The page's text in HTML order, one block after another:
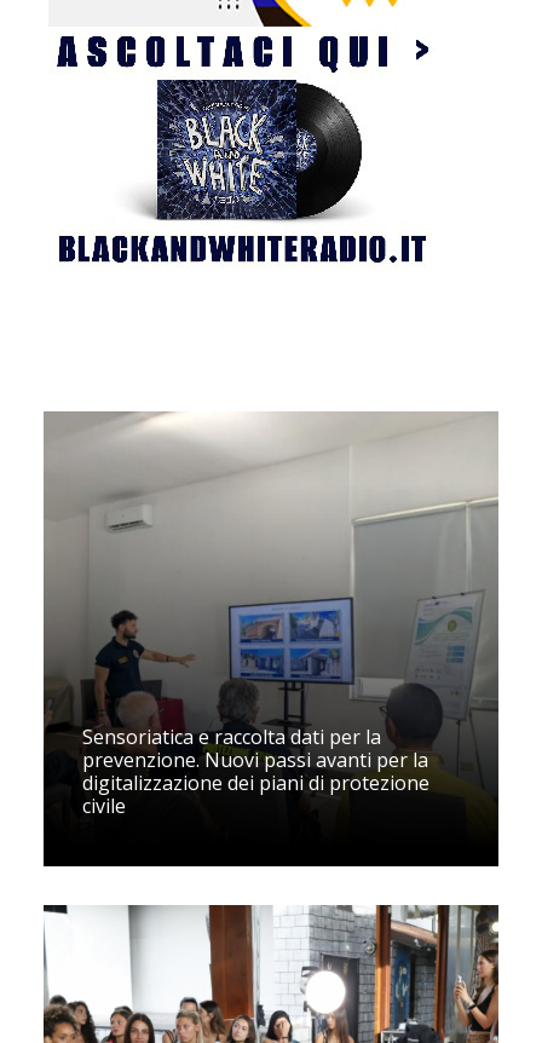
Sensoriatica e raccolta dati per la
prevenzione. Nuovi passi avanti per la
digitalizzazione dei piani di protezione
civile